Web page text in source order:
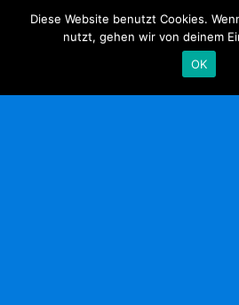
Diese Website benutzt Cookies.
nutzt, gehen wir von deinem
OK